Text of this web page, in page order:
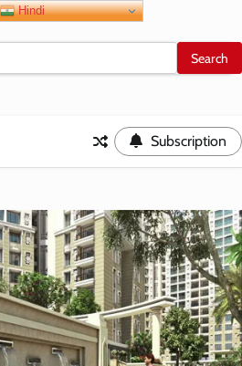
Subscription
Hindi